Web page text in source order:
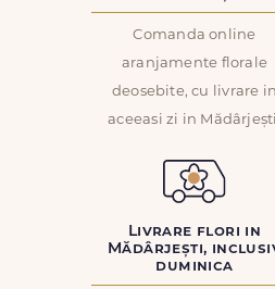
Comanda online
aranjamente florale
deosebite, cu livrare in
aceeasi zi in
Livrare flori in
Mădârjești,
duminica